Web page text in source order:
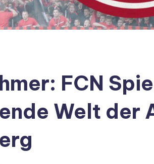
FCN
Welt der